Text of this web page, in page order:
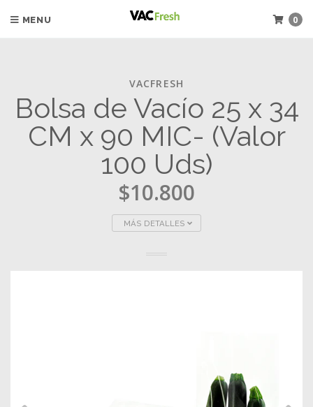
MENU 0
VACFRESH
Bolsa de Vacío 25 x 34
CM x 90 MIC- (Valor
100 Uds)
$10.800
MÁS DETALLES